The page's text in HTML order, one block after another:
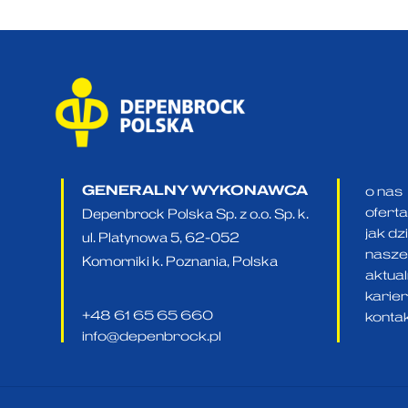
GENERALNY WYKONAWCA
Depenbrock Polska Sp. z o.o. Sp. k.
ul. Platynowa 5, 62-052
Komorniki k. Poznania, Polska
+48 61 65 65 660
info@depenbrock.pl
o nas
oferta
jak